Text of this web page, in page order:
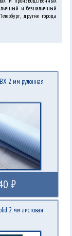
и безналичный
другие города
2 мм рулонная
₽
2 мм листовая